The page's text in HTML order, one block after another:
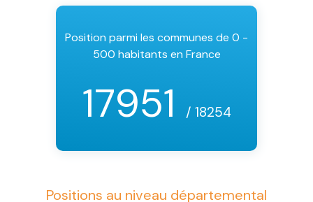
Position parmi les communes de 0 -
500 habitants en France
17951 / 18254
Positions au niveau départemental